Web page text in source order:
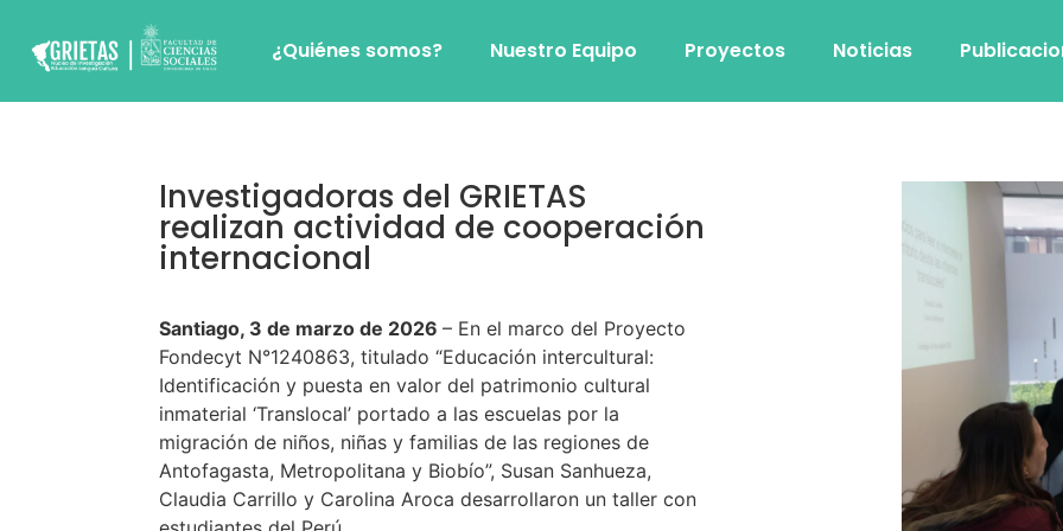
¿Quiénes somos? Nuestro Equipo Proyectos Noticias
Investigadoras del GRIETAS
realizan actividad de cooperación
internacional
Santiago, 3 de marzo de 2026– En el marco del Proyecto
Fondecyt N°1240863, titulado “Educación intercultural:
Identificación y puesta en valor del patrimonio cultural
inmaterial ‘Translocal’ portado a las escuelas por la
migración de niños, niñas y familias de las regiones de
Antofagasta, Metropolitana y Biobío”, Susan Sanhueza,
Claudia Carrillo y Carolina Aroca desarrollaron un taller con